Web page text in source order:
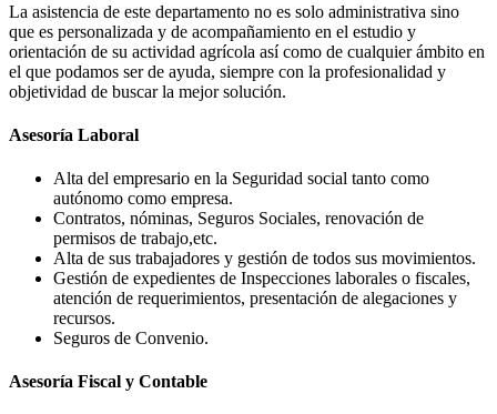
La asistencia de este departamento no es solo administrativa sino
que es personalizada y de acompañamiento en el estudio y
orientación de su actividad agrícola así como de cualquier ámbito en
el que podamos ser de ayuda, siempre con la profesionalidad y
objetividad de buscar la mejor solución.
Asesoría Laboral
Alta del empresario en la Seguridad social tanto como
autónomo como empresa.
Contratos, nóminas, Seguros Sociales, renovación de
permisos de trabajo,etc.
Alta de sus trabajadores y gestión de todos sus movimientos.
Gestión de expedientes de Inspecciones laborales o fiscales,
atención de requerimientos, presentación de alegaciones y
recursos.
Seguros de Convenio.
Asesoría Fiscal y Contable